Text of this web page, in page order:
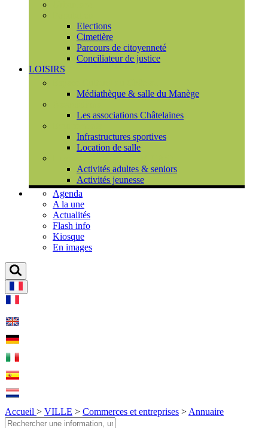
Elections
Cimetière
Parcours de citoyenneté
Conciliateur de justice
LOISIRS
Médiathèque & salle du Manège
Les associations Châtelaines
Infrastructures sportives
Location de salle
Activités adultes & seniors
Activités jeunesse
Agenda
A la une
Actualités
Flash info
Kiosque
En images
Accueil > VILLE > Commerces et entreprises > Annuaire